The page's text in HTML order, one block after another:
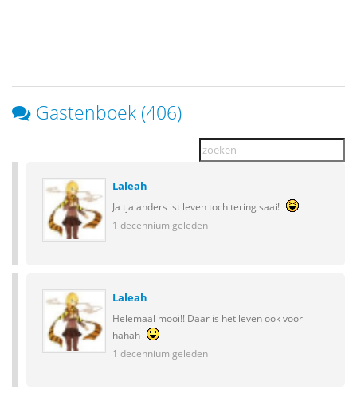
Gastenboek (406)
Laleah
Ja tja anders ist leven toch tering saai!
1 decennium geleden
Laleah
Helemaal mooi!! Daar is het leven ook voor
hahah
1 decennium geleden